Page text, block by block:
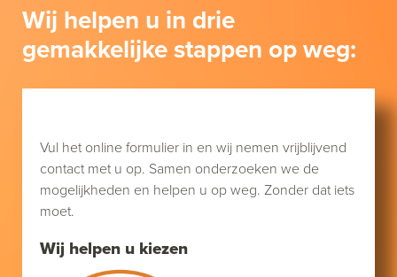
Wij helpen u in drie
gemakkelijke stappen op weg:
Wij helpen u kiezen
Vul het online formulier in en wij nemen vrijblijvend
contact met u op. Samen onderzoeken we de
mogelijkheden en helpen u op weg. Zonder dat iets
moet.